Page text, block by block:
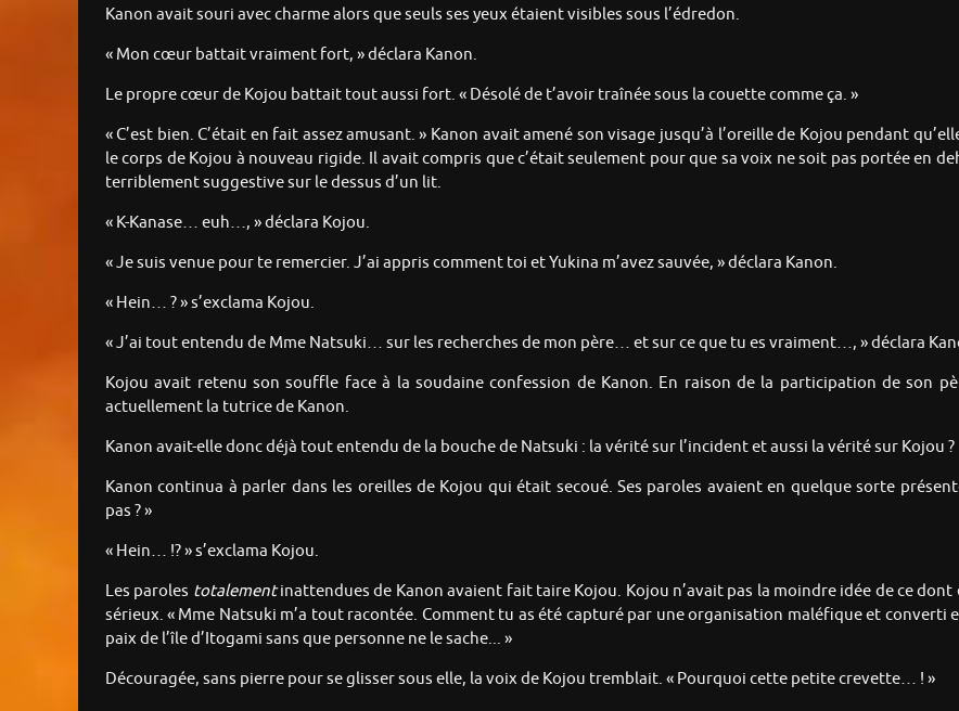
Kanon avait souri avec charme alors que seuls ses yeux étaient visibles sous l’édredon.
« Mon cœur battait vraiment fort, » déclara Kanon.
Le propre cœur de Kojou battait tout aussi fort. « Désolé de t’avoir traînée sous la couette comme ça. »
« C’est bien. C’était en fait assez amusant. » Kanon avait amené son visage jusqu’à l’oreille de Kojou pendant
le corps de Kojou à nouveau rigide. Il avait compris que c’était seulement pour que sa voix ne soit pas portée en
terriblement suggestive sur le dessus d’un lit.
« K-Kanase… euh…, » déclara Kojou.
« Je suis venue pour te remercier. J’ai appris comment toi et Yukina m’avez sauvée, » déclara Kanon.
« Hein… ? » s’exclama Kojou.
« J’ai tout entendu de Mme Natsuki… sur les recherches de mon père… et sur ce que tu es vraiment…, » déclara
Kojou avait retenu son souffle face à la soudaine confession de Kanon. En raison de la participation de son
actuellement la tutrice de Kanon.
Kanon avait-elle donc déjà tout entendu de la bouche de Natsuki : la vérité sur l’incident et aussi la vérité sur Kojou ?
Kanon continua à parler dans les oreilles de Kojou qui était secoué. Ses paroles avaient en quelque sorte
pas ? »
« Hein… !? » s’exclama Kojou.
Les paroles totalementinattendues de Kanon avaient fait taire Kojou. Kojou n’avait pas la moindre idée de ce
sérieux. « Mme Natsuki m’a tout racontée. Comment tu as été capturé par une organisation maléfique et
paix de l’île d’Itogami sans que personne ne le sache... »
Découragée, sans pierre pour se glisser sous elle, la voix de Kojou tremblait. « Pourquoi cette petite crevette… ! »